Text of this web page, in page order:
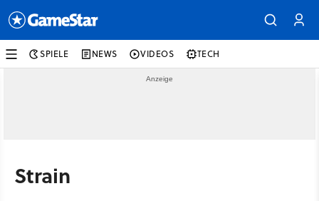
SPIELE NEWS VIDEOS TECH
Strain